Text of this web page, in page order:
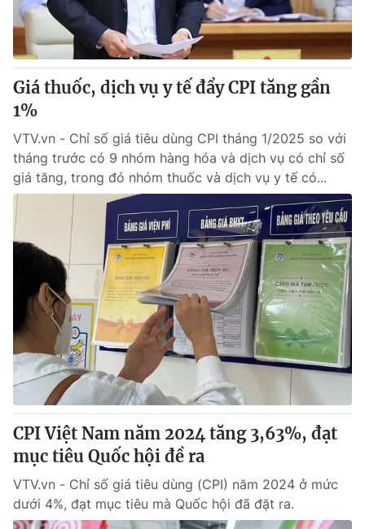
Giá thuốc, dịch vụ y tế đẩy CPI tăng gần
1%
VTV.vn - Chỉ số giá tiêu dùng CPI tháng 1/2025 so với
tháng trước có 9 nhóm hàng hóa và dịch vụ có chỉ số
giá tăng, trong đó nhóm thuốc và dịch vụ y tế có...
CPI Việt Nam năm 2024 tăng 3,63%, đạt
mục tiêu Quốc hội đề ra
VTV.vn - Chỉ số giá tiêu dùng (CPI) năm 2024 ở mức
dưới 4%, đạt mục tiêu mà Quốc hội đã đặt ra.